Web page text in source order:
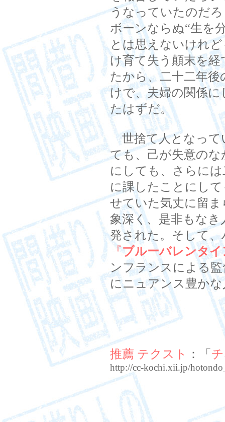
うなっていたのだ
ボーンならぬ“生を
とは思えないけれ
け育て失う顛末を
たから、二十二年
けで、夫婦の関係
たはずだ。
世捨て人となって
ても、己が失意の
にしても、さらに
に課したことにし
せていた気丈に留
象深く、是非もな
発された。そして
『ブルーバレンタイ
ンフランスによる
にニュアンス豊か
推薦 テクスト ：「
http://cc-kochi.xii.jp/